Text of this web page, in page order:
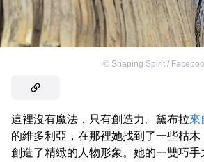
© Shaping Spirit /
這裡沒有魔法，只有創造力。黛布拉來
的維多利亞，在那裡她找到了一些枯木
創造了精緻的人物形象。她的一雙巧